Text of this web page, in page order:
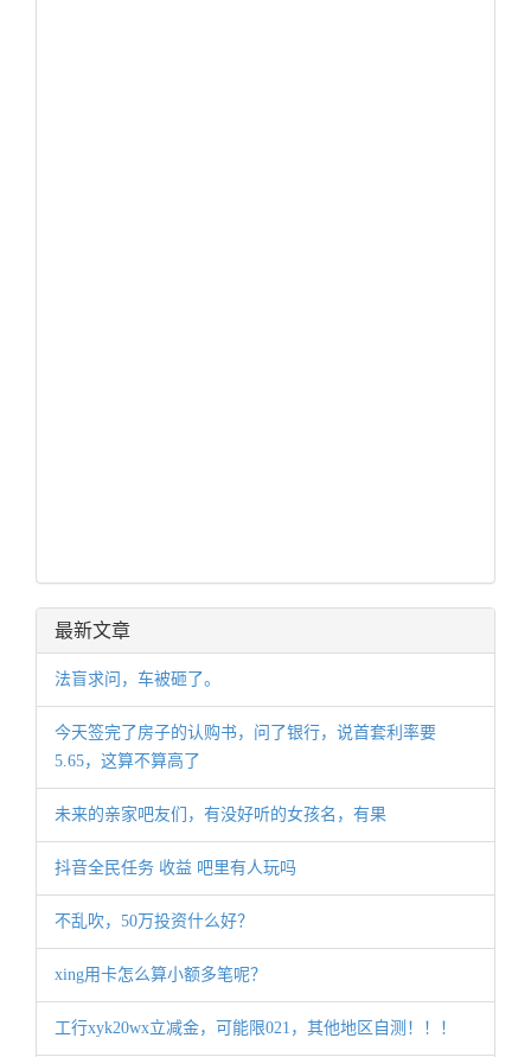
最新文章
法盲求问，车被砸了。
今天签完了房子的认购书，问了银行，说首套利率要
5.65，这算不算高了
未来的亲家吧友们，有没好听的女孩名，有果
抖音全民任务 收益 吧里有人玩吗
不乱吹，50万投资什么好？
xing用卡怎么算小额多笔呢？
工行xyk20wx立减金，可能限021，其他地区自测！！！